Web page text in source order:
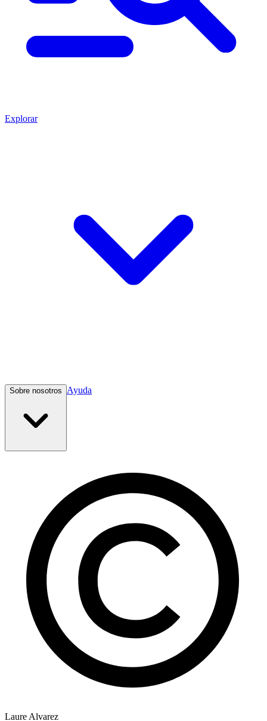
Explorar
Sobre nosotros Ayuda
Laure Alvarez